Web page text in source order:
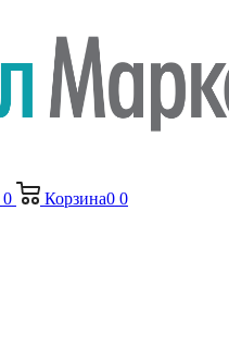
0 Корзина0 0